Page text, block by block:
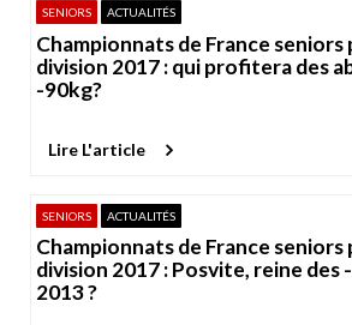
SENIORS ACTUALITÉS
Championnats de France seniors
division 2017 : qui profitera des
-90kg?
Lire L'article
SENIORS ACTUALITÉS
Championnats de France seniors
division 2017 : Posvite, reine des
2013 ?